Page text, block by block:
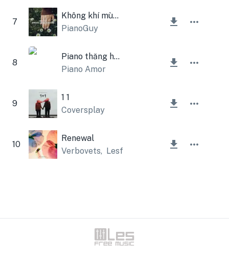
7
Không khí mùa xuân
PianoGuy
8
Piano thăng hoa
Piano Amor
9
1 1
Coversplay
10
Renewal
Verbovets, Lesfm